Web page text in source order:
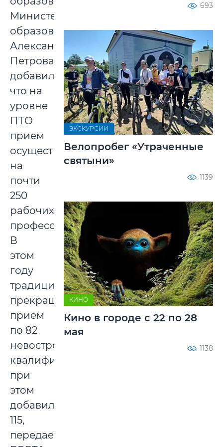
Министерства
образования
Александра
Петрова
добавила,
что на
уровне
ПТО
прием
осуществляется
на
почти
250
рабочих
профессий.
В
этом
году
традиционно
прекращается
прием
по 82
невостребованным
квалификациям,
при
этом
добавилось
115,
передает
693
ЭКСКУРСИИ
Велопробег «Утраченные
святыни»
1139
КИНО
Кино в городе с 22 по 28
мая
1138